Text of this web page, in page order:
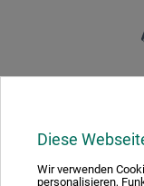
Diese
Wir verwenden
personalisieren,